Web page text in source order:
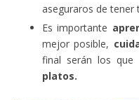
aseguraros de tener
Es importante
mejor posible,
final serán los que
platos.